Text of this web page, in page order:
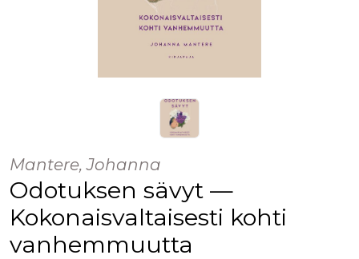
Mantere, Johanna
Odotuksen sävyt —
Kokonaisvaltaisesti kohti
vanhemmuutta